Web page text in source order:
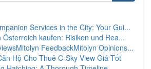
Services in the City: Your Gui...
Österreich kaufen: Risiken und Rea...
FeedbackMitolyn Opinions...
Hộ Cho Thuê C-Sky View Giá Tốt